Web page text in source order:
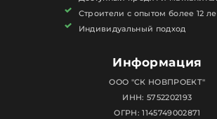
Строители с опытом более 12
Индивидуальный подход
Информация
ООО "СК НОВПРОЕКТ"
ИНН: 5752202193
ОГРН: 1145749002871